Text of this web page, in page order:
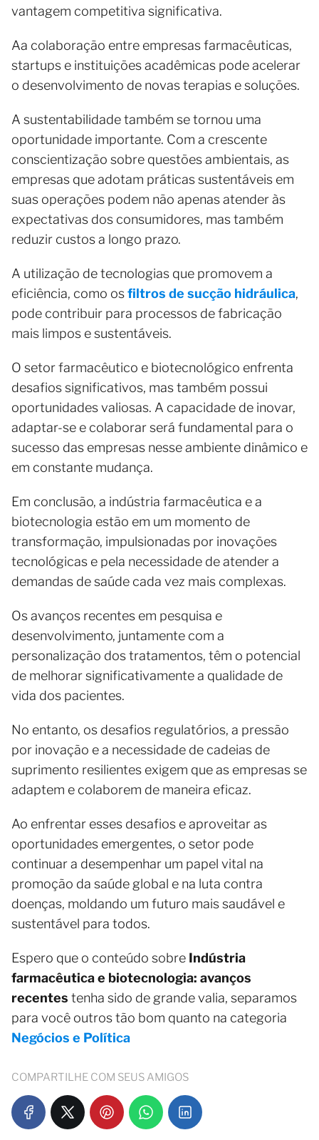
vantagem competitiva significativa.
Aa colaboração entre empresas farmacêuticas,
startups e instituições acadêmicas pode acelerar
o desenvolvimento de novas terapias e soluções.
A sustentabilidade também se tornou uma
oportunidade importante. Com a crescente
conscientização sobre questões ambientais, as
empresas que adotam práticas sustentáveis em
suas operações podem não apenas atender às
expectativas dos consumidores, mas também
reduzir custos a longo prazo.
A utilização de tecnologias que promovem a
eficiência, como osfiltros de sucção hidráulica,
pode contribuir para processos de fabricação
mais limpos e sustentáveis.
O setor farmacêutico e biotecnológico enfrenta
desafios significativos, mas também possui
oportunidades valiosas. A capacidade de inovar,
adaptar-se e colaborar será fundamental para o
sucesso das empresas nesse ambiente dinâmico e
em constante mudança.
Em conclusão, a indústria farmacêutica e a
biotecnologia estão em um momento de
transformação, impulsionadas por inovações
tecnológicas e pela necessidade de atender a
demandas de saúde cada vez mais complexas.
Os avanços recentes em pesquisa e
desenvolvimento, juntamente com a
personalização dos tratamentos, têm o potencial
de melhorar significativamente a qualidade de
vida dos pacientes.
No entanto, os desafios regulatórios, a pressão
por inovação e a necessidade de cadeias de
suprimento resilientes exigem que as empresas se
adaptem e colaborem de maneira eficaz.
Ao enfrentar esses desafios e aproveitar as
oportunidades emergentes, o setor pode
continuar a desempenhar um papel vital na
promoção da saúde global e na luta contra
doenças, moldando um futuro mais saudável e
sustentável para todos.
Espero que o conteúdo sobre Indústria
farmacêutica e biotecnologia: avanços
recentes tenha sido de grande valia, separamos
para você outros tão bom quanto na categoria
Negócios e Política
COMPARTILHE COM SEUS AMIGOS